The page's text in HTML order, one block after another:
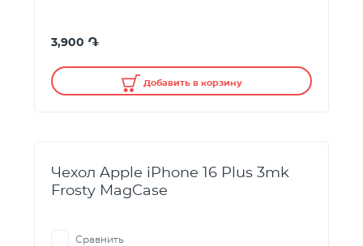
3,900 ֏
Добавить в корзину
Чехол Apple iPhone 16 Plus 3mk
Frosty MagCase
Сравнить